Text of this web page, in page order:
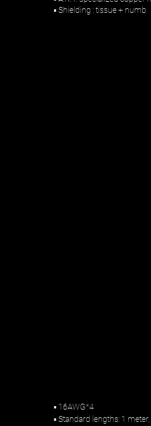
▪ Shielding : tissue + numb
▪ 16AWG*4
▪ Standard lengths: 1